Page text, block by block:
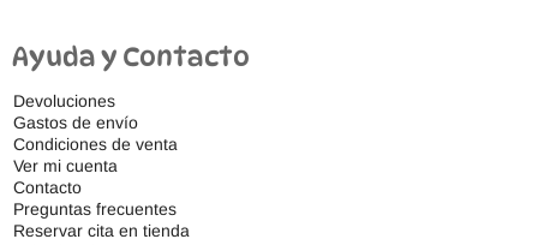
Ayuda y Contacto
Devoluciones
Gastos de envío
Condiciones de venta
Ver mi cuenta
Contacto
Preguntas frecuentes
Reservar cita en tienda